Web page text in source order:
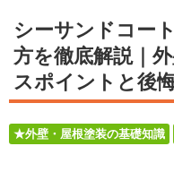
シーサンドコー
方を徹底解説｜
スポイントと後
★外壁・屋根塗装の基礎知識